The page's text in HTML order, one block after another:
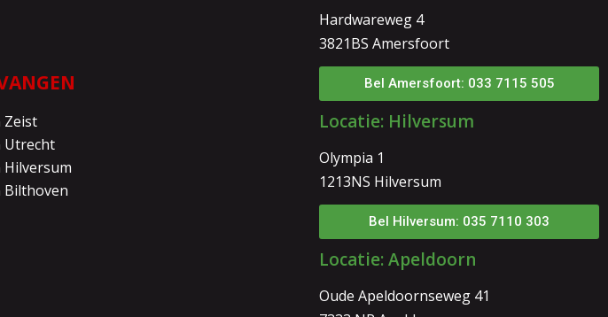
Zeist
Utrecht
Hilversum
Bilthoven
Hardwareweg 4
3821BS Amersfoort
Bel Amersfoort: 033 7115 505
Locatie: Hilversum
Olympia 1
1213NS Hilversum
Bel Hilversum: 035 7110 303
Locatie: Apeldoorn
Oude Apeldoornseweg 41